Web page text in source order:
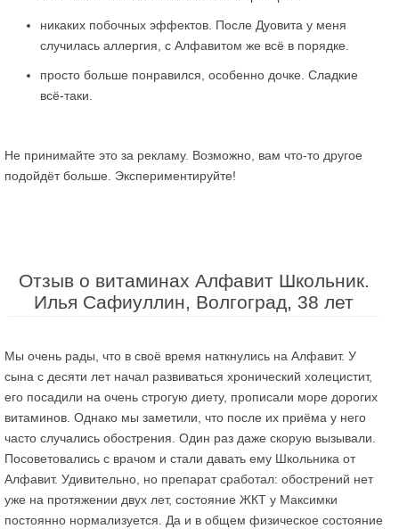
никаких побочных эффектов. После Дуовита у меня
случилась аллергия, с Алфавитом же всё в порядке.
просто больше понравился, особенно дочке. Сладкие
всё-таки.
Не принимайте это за рекламу. Возможно, вам что-то другое
подойдёт больше. Экспериментируйте!
Отзыв о витаминах Алфавит Школьник.
Илья Сафиуллин, Волгоград, 38 лет
Мы очень рады, что в своё время наткнулись на Алфавит. У
сына с десяти лет начал развиваться хронический холецистит,
его посадили на очень строгую диету, прописали море дорогих
витаминов. Однако мы заметили, что после их приёма у него
часто случались обострения. Один раз даже скорую вызывали.
Посоветовались с врачом и стали давать ему Школьника от
Алфавит. Удивительно, но препарат сработал: обострений нет
уже на протяжении двух лет, состояние ЖКТ у Максимки
постоянно нормализуется. Да и в общем физическое состояние